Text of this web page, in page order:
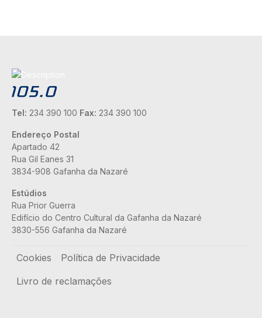
Tel: 234 390 100 Fax: 234 390 100
Endereço Postal
Apartado 42
Rua Gil Eanes 31
3834-908 Gafanha da Nazaré
Estúdios
Rua Prior Guerra
Edifício do Centro Cultural da Gafanha da Nazaré
3830-556 Gafanha da Nazaré
Rodapé
Cookies
Política de Privacidade
Livro de reclamações